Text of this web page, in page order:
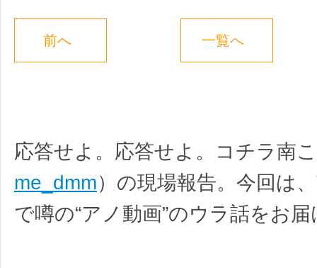
前へ 一覧へ
応答せよ。応答せよ。コチラ南
me_dmm）の現場報告。今回は
で噂の“アノ動画”のウラ話をお